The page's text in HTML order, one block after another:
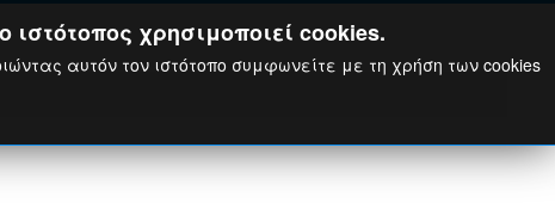
χρησιμοποιεί cookies.
αυτόν τον ιστότοπο συμφωνείτε με τη χρήση των cookies